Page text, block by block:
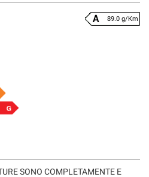
89.0 g/Km
SONO COMPLETAMENTE E